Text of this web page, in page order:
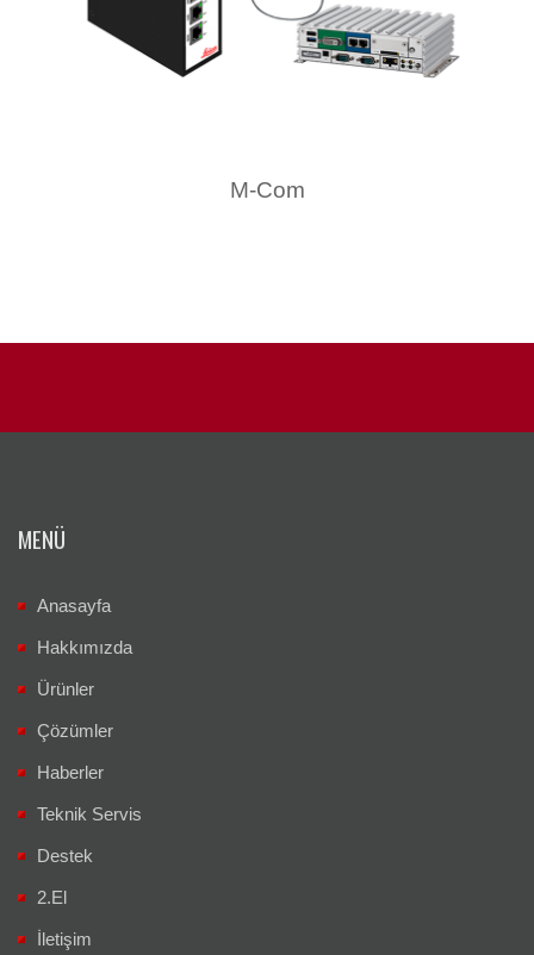
M-Com
MENÜ
Anasayfa
Hakkımızda
Ürünler
Çözümler
Haberler
Teknik Servis
Destek
2.El
İletişim